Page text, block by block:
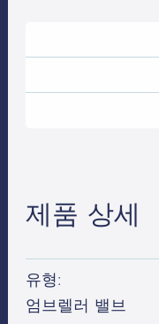
Please enter
Last name *
Phone number
제품 상세
유형:
엄브렐러 밸브